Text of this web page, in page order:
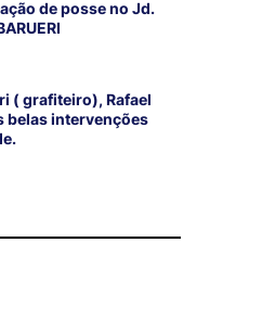
de posse no Jd.
( grafiteiro), Rafael
belas intervenções